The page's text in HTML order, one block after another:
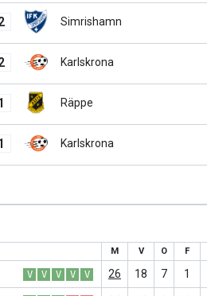
Simrishamn
Karlskrona
Räppe
Karlskrona
M V O F
V V V V V 26 18 7 1